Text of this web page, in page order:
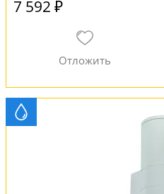
7 592 ₽